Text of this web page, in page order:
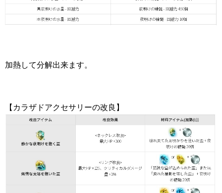
加熱して分解出来ます。
【カラザドアクセサリーの改良】